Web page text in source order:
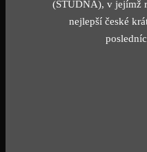
(STUDNA), v jejímž
nejlepší české